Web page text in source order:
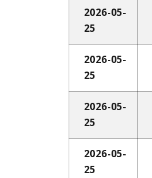
2026-05-
25
2026-05-
25
2026-05-
25
2026-05-
25